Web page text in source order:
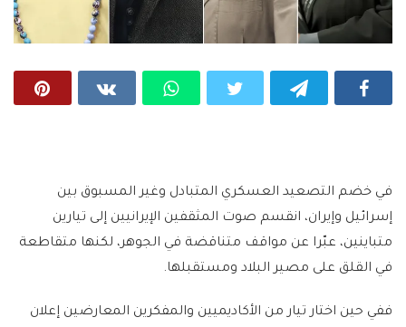
في خضم التصعيد العسكري المتبادل وغير المسبوق بين
إسرائيل وإيران، انقسم صوت المثقفين الإيرانيين إلى تيارين
متباينين، عبّرا عن مواقف متناقضة في الجوهر، لكنها متقاطعة
في القلق على مصير البلاد ومستقبلها.
ففي حين اختار تيار من الأكاديميين والمفكرين المعارضين إعلان